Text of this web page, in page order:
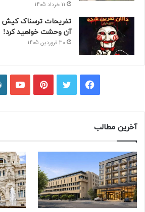
11 خرداد 1405
تفریحات ترسناک کیش
آن وحشت خواهید کرد!
30 فروردین 1405
فیسبوکتوییترپینتریست
آخرین مطالب